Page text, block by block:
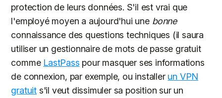
protection de leurs données. S'il est vrai que
l'employé moyen a aujourd'hui une bonne
connaissance des questions techniques (il saura
utiliser un gestionnaire de mots de passe gratuit
comme LastPass pour masquer ses informations
de connexion, par exemple, ou installer un VPN
gratuit s'il veut dissimuler sa position sur un